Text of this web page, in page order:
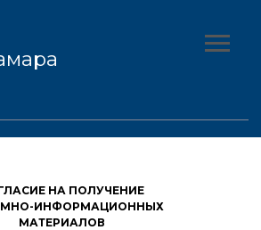
НА ПОЛУЧЕНИЕ
ИНФОРМАЦИОННЫХ
МАТЕРИАЛОВ